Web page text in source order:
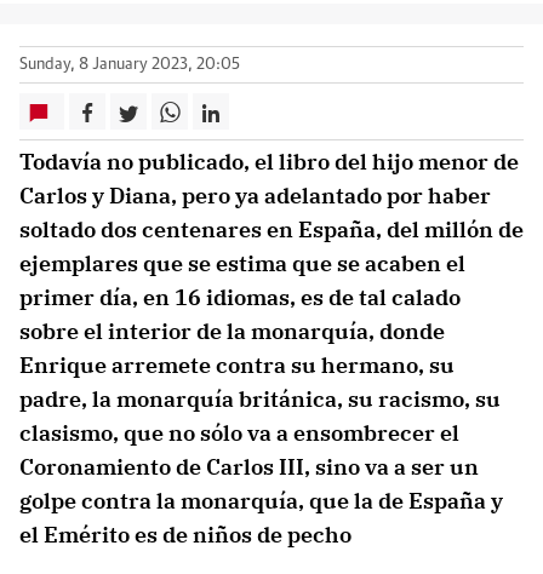
Sunday, 8 January 2023, 20:05
Todavía no publicado, el libro del hijo menor de
Carlos y Diana, pero ya adelantado por haber
soltado dos centenares en España, del millón de
ejemplares que se estima que se acaben el
primer día, en 16 idiomas, es de tal calado
sobre el interior de la monarquía, donde
Enrique arremete contra su hermano, su
padre, la monarquía británica, su racismo, su
clasismo, que no sólo va a ensombrecer el
Coronamiento de Carlos III, sino va a ser un
golpe contra la monarquía, que la de España y
el Emérito es de niños de pecho